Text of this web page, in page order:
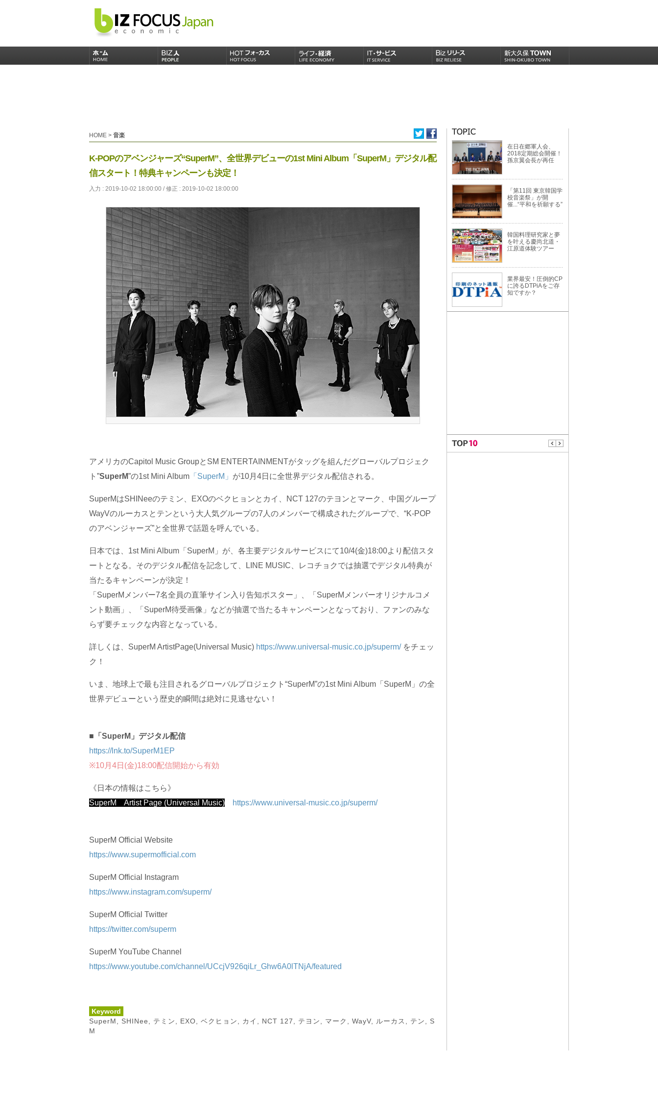
HOME > 音楽
K-POPのアベンジャーズ“SuperM”、全世界デビューの1st Mini Album「SuperM」デジタル配
信スタート！特典キャンペーンも決定！
入力 : 2019-10-02 18:00:00 / 修正 : 2019-10-02 18:00:00
アメリカのCapitol Music GroupとSM ENTERTAINMENTがタッグを組んだグローバルプロジェク
ト”SuperM”の1st Mini Album 「SuperM」 が10月4日に全世界デジタル配信される。
SuperMはSHINeeのテミン、EXOのベクヒョンとカイ、NCT 127のテヨンとマーク、中国グループ
WayVのルーカスとテンという大人気グループの7人のメンバーで構成されたグループで、“K-POP
のアベンジャーズ”と全世界で話題を呼んでいる。
日本では、1st Mini Album「SuperM」が、各主要デジタルサービスにて10/4(金)18:00より配信スタ
ートとなる。そのデジタル配信を記念して、LINE MUSIC、レコチョクでは抽選でデジタル特典が
当たるキャンペーンが決定！
「SuperMメンバー7名全員の直筆サイン入り告知ポスター」、「SuperMメンバーオリジナルコメ
ント動画」、「SuperM待受画像」などが抽選で当たるキャンペーンとなっており、ファンのみな
らず要チェックな内容となっている。
詳しくは、SuperM ArtistPage(Universal Music) https://www.universal-music.co.jp/superm/をチェッ
ク！
いま、地球上で最も注目されるグローバルプロジェクト“SuperM”の1st Mini Album「SuperM」の全
世界デビューという歴史的瞬間は絶対に見逃せない！
■「SuperM」デジタル配信
https://lnk.to/SuperM1EP
※10月4日(金)18:00配信開始から有効
《日本の情報はこちら》
SuperM Artist Page (Universal Music)
https://www.universal-music.co.jp/superm/
SuperM Official Website
https://www.supermofficial.com
SuperM Official Instagram
https://www.instagram.com/superm/
SuperM Official Twitter
https://twitter.com/superm
SuperM YouTube Channel
https://www.youtube.com/channel/UCcjV926qiLr_Ghw6A0lTNjA/featured
Keyword
SuperM
SHINee テミン EXO ベクヒョン カイ NCT 127 テヨン マーク WayV ルーカス テン
S
M
在日在郷軍人会、
2018定期総会開催！
孫京翼会長が再任
「第11回 東京韓国学
校音楽祭」が開
催...“平和を祈願する”
韓国料理研究家と夢
を叶える慶尚北道・
江原道体験ツアー
業界最安！圧倒的CP
に誇るDTPiAをご存
知ですか？